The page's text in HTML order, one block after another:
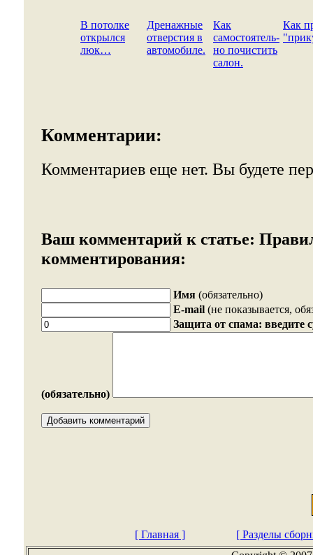
В потолке
открылся
люк…
Дренажные
отверстия в
автомобиле.
Как
самостоятель-
но почистить
салон.
Как
Комментарии:
Комментариев еще нет. Вы будете
Ваш комментарий к статье:
комментирования:
Имя (обязательно)
E-mail (не показывается,
Защита от спама: введите
(обязательно)
[ Главная ]
[ Разделы